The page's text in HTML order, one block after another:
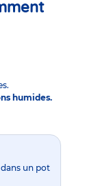
humides.
un pot